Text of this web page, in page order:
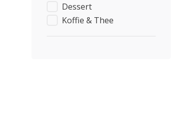
Dessert
Koffie & Thee